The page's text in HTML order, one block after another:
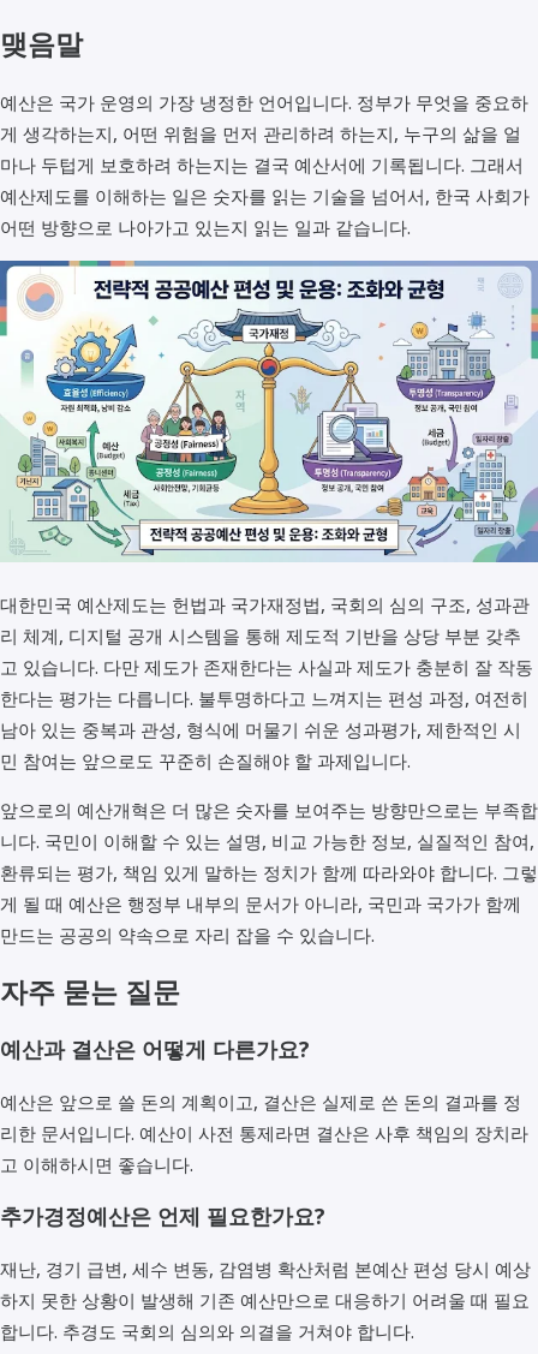
맺음말
예산은 국가 운영의 가장 냉정한 언어입니다. 정부가 무엇을 중요하
게 생각하는지, 어떤 위험을 먼저 관리하려 하는지, 누구의 삶을 얼
마나 두텁게 보호하려 하는지는 결국 예산서에 기록됩니다. 그래서
예산제도를 이해하는 일은 숫자를 읽는 기술을 넘어서, 한국 사회가
어떤 방향으로 나아가고 있는지 읽는 일과 같습니다.
대한민국 예산제도는 헌법과 국가재정법, 국회의 심의 구조, 성과관
리 체계, 디지털 공개 시스템을 통해 제도적 기반을 상당 부분 갖추
고 있습니다. 다만 제도가 존재한다는 사실과 제도가 충분히 잘 작동
한다는 평가는 다릅니다. 불투명하다고 느껴지는 편성 과정, 여전히
남아 있는 중복과 관성, 형식에 머물기 쉬운 성과평가, 제한적인 시
민 참여는 앞으로도 꾸준히 손질해야 할 과제입니다.
앞으로의 예산개혁은 더 많은 숫자를 보여주는 방향만으로는 부족합
니다. 국민이 이해할 수 있는 설명, 비교 가능한 정보, 실질적인 참여,
환류되는 평가, 책임 있게 말하는 정치가 함께 따라와야 합니다. 그렇
게 될 때 예산은 행정부 내부의 문서가 아니라, 국민과 국가가 함께
만드는 공공의 약속으로 자리 잡을 수 있습니다.
자주 묻는 질문
예산과 결산은 어떻게 다른가요?
예산은 앞으로 쓸 돈의 계획이고, 결산은 실제로 쓴 돈의 결과를 정
리한 문서입니다. 예산이 사전 통제라면 결산은 사후 책임의 장치라
고 이해하시면 좋습니다.
추가경정예산은 언제 필요한가요?
재난, 경기 급변, 세수 변동, 감염병 확산처럼 본예산 편성 당시 예상
하지 못한 상황이 발생해 기존 예산만으로 대응하기 어려울 때 필요
합니다. 추경도 국회의 심의와 의결을 거쳐야 합니다.